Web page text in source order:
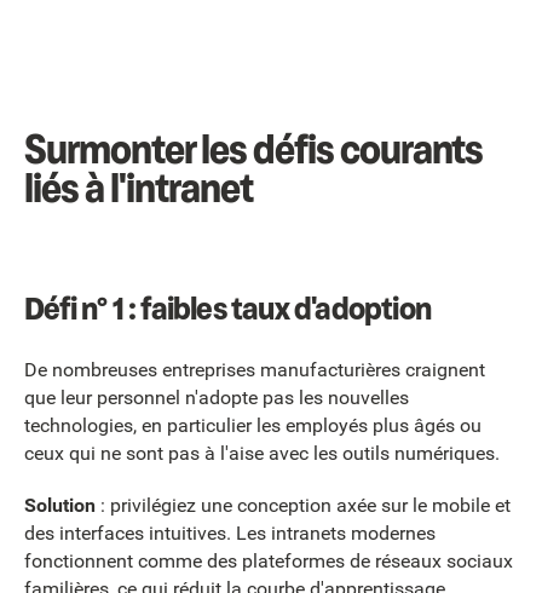
Surmonter les défis courants
liés à l'intranet
Défi n° 1 : faibles taux d'adoption
De nombreuses entreprises manufacturières craignent
que leur personnel n'adopte pas les nouvelles
technologies, en particulier les employés plus âgés ou
ceux qui ne sont pas à l'aise avec les outils numériques.
Solution : privilégiez une conception axée sur le mobile et
des interfaces intuitives. Les intranets modernes
fonctionnent comme des plateformes de réseaux sociaux